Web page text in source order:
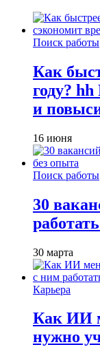
Поиск работы
Как
году?
и
16 июня
Поиск работы
30
30 марта
Карьера
Как ИИ
нужно